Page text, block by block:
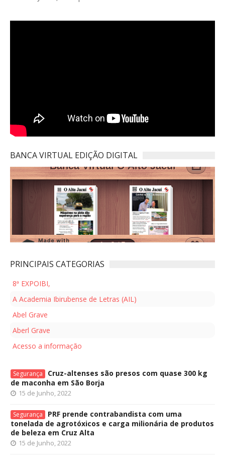
BANCA VIRTUAL EDIÇÃO DIGITAL
PRINCIPAIS CATEGORIAS
8ª EXPOIBI,
A Academia Ibirubense de Letras (AIL)
Abel Grave
Aberl Grave
Acesso a informação
Segurança
Cruz-altenses são presos com quase 300 kg
de maconha em São Borja
15 de Junho, 2022
Segurança
PRF prende contrabandista com uma
tonelada de agrotóxicos e carga milionária de produtos
de beleza em Cruz Alta
15 de Junho, 2022